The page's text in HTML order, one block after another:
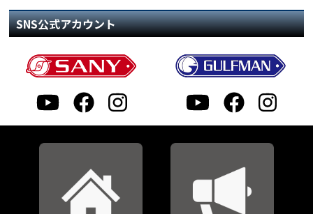
SNS公式アカウント